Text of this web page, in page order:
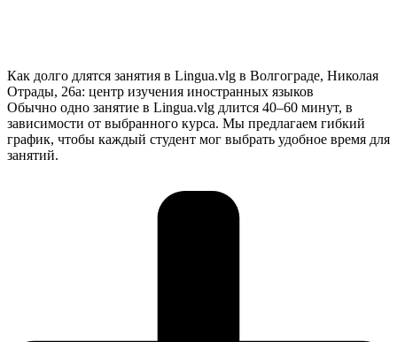
Как долго длятся занятия в Lingua.vlg в Волгограде, Николая
Отрады, 26а: центр изучения иностранных языков
Обычно одно занятие в Lingua.vlg длится 40–60 минут, в
зависимости от выбранного курса. Мы предлагаем гибкий
график, чтобы каждый студент мог выбрать удобное время для
занятий.